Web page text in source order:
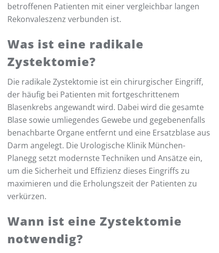
betroffenen Patienten mit einer vergleichbar langen
Rekonvaleszenz verbunden ist.
Was ist eine radikale
Zystektomie?
Die radikale Zystektomie ist ein chirurgischer Eingriff,
der häufig bei Patienten mit fortgeschrittenem
Blasenkrebs angewandt wird. Dabei wird die gesamte
Blase sowie umliegendes Gewebe und gegebenenfalls
benachbarte Organe entfernt und eine Ersatzblase aus
Darm angelegt. Die Urologische Klinik München-
Planegg setzt modernste Techniken und Ansätze ein,
um die Sicherheit und Effizienz dieses Eingriffs zu
maximieren und die Erholungszeit der Patienten zu
verkürzen.
Wann ist eine Zystektomie
notwendig?